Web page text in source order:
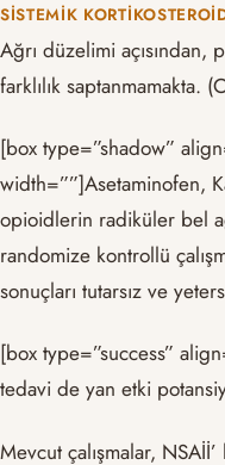
SISTEMIK
Ağrı düzelimi açısından,
farklılık saptanmamakta.
[box type=”shadow”
width=””]Asetaminofen,
opioidlerin radiküler bel
randomize kontrollü
sonuçları tutarsız ve
[box type=”success”
tedavi de yan etki
Mevcut çalışmalar,